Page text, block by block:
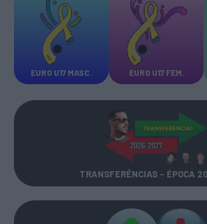
EURO U17 MASC. EURO U17 FEM.
TRANSFERÊNCIAS - ÉPOCA